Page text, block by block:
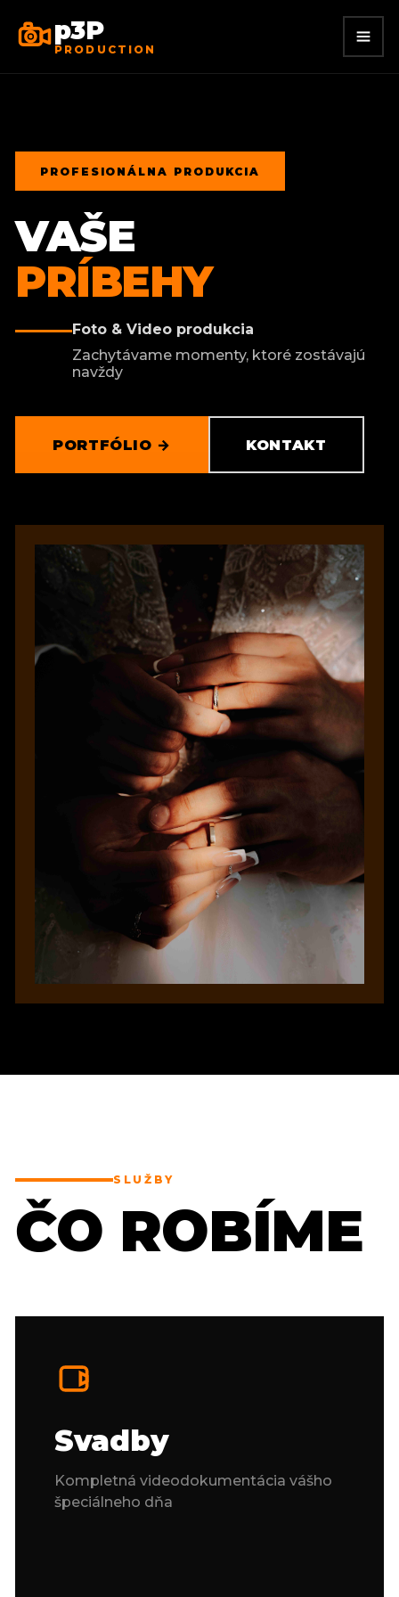
p3P
PRODUCTION
PROFESIONÁLNA PRODUKCIA
VAŠE
PRÍBEHY
Foto & Video produkcia
Zachytávame momenty, ktoré zostávajú
navždy
PORTFÓLIO → KONTAKT
SLUŽBY
ČO ROBÍME
Svadby
Kompletná videodokumentácia vášho
špeciálneho dňa